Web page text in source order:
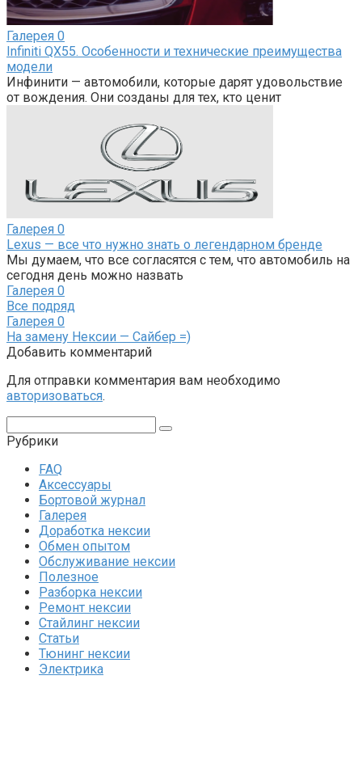
Галерея 0
Infiniti QX55. Особенности и технические преимущества
модели
Инфинити — автомобили, которые дарят удовольствие
от вождения. Они созданы для тех, кто ценит
Галерея 0
Lexus — все что нужно знать о легендарном бренде
Мы думаем, что все согласятся с тем, что автомобиль на
сегодня день можно назвать
Галерея 0
Все подряд
Галерея 0
На замену Нексии — Сайбер =)
Добавить комментарий
Для отправки комментария вам необходимо
авторизоваться.
Рубрики
FAQ
Аксессуары
Бортовой журнал
Галерея
Доработка нексии
Обмен опытом
Обслуживание нексии
Полезное
Разборка нексии
Ремонт нексии
Стайлинг нексии
Статьи
Тюнинг нексии
Электрика